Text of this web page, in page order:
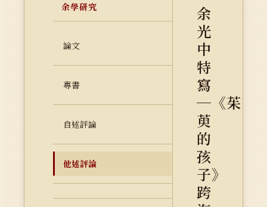
余學研究
論文
專書
自述評論
他述評論
余
光
中
特
寫
─《茱
萸
的
孩
子》
跨